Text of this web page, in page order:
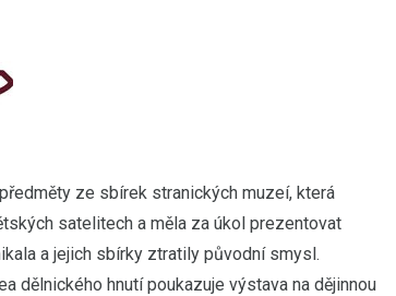
ze sbírek stranických muzeí, která
satelitech a měla za úkol prezentovat
a jejich sbírky ztratily původní smysl.
dělnického hnutí poukazuje výstava na dějinnou